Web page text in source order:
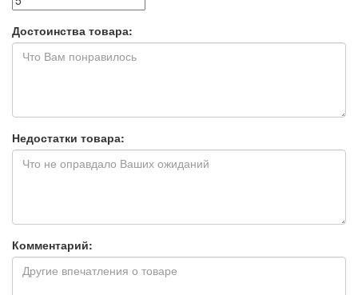
Достоинства товара:
Недостатки товара:
Комментарий: